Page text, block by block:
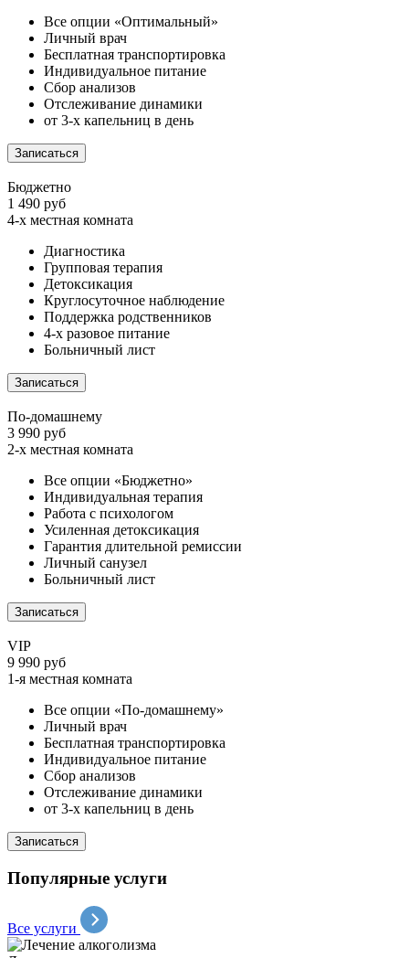
Все опции «Оптимальный»
Личный врач
Бесплатная транспортировка
Индивидуальное питание
Сбор анализов
Отслеживание динамики
от 3-х капельниц в день
Записаться
Бюджетно
1 490 руб
4-х местная комната
Диагностика
Групповая терапия
Детоксикация
Круглосуточное наблюдение
Поддержка родственников
4-х разовое питание
Больничный лист
Записаться
По-домашнему
3 990 руб
2-х местная комната
Все опции «Бюджетно»
Индивидуальная терапия
Работа с психологом
Усиленная детоксикация
Гарантия длительной ремиссии
Личный санузел
Больничный лист
Записаться
VIP
9 990 руб
1-я местная комната
Все опции «По-домашнему»
Личный врач
Бесплатная транспортировка
Индивидуальное питание
Сбор анализов
Отслеживание динамики
от 3-х капельниц в день
Записаться
Популярные услуги
Все услуги